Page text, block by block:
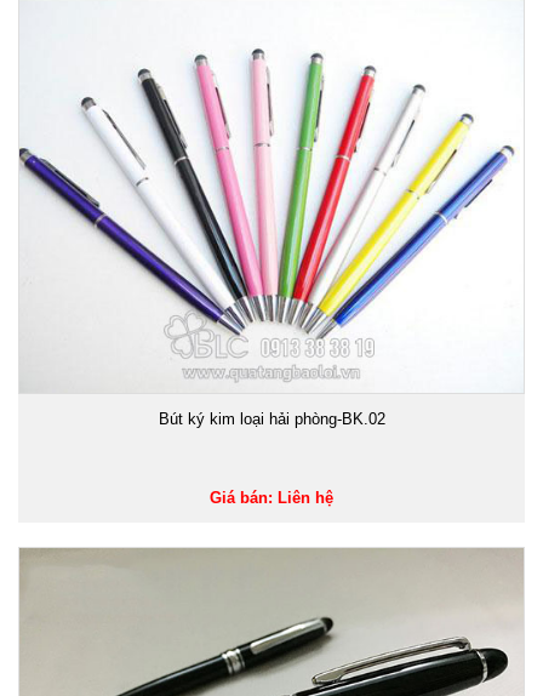
Bút ký kim loại hải phòng-BK.02
Giá bán: Liên hệ